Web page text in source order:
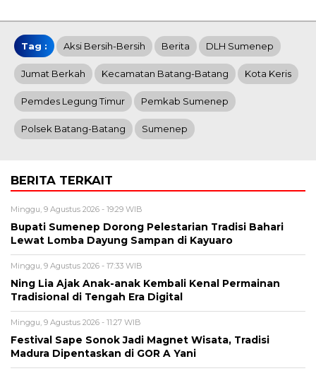
Tag : Aksi Bersih-Bersih Berita DLH Sumenep
Jumat Berkah Kecamatan Batang-Batang Kota Keris
Pemdes Legung Timur Pemkab Sumenep
Polsek Batang-Batang Sumenep
BERITA TERKAIT
Minggu, 9 Agustus 2026 - 19:29 WIB
Bupati Sumenep Dorong Pelestarian Tradisi Bahari
Lewat Lomba Dayung Sampan di Kayuaro
Minggu, 9 Agustus 2026 - 17:33 WIB
Ning Lia Ajak Anak-anak Kembali Kenal Permainan
Tradisional di Tengah Era Digital
Minggu, 9 Agustus 2026 - 11:27 WIB
Festival Sape Sonok Jadi Magnet Wisata, Tradisi
Madura Dipentaskan di GOR A Yani